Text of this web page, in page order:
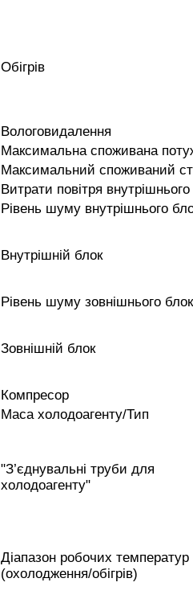
Обігрів
Вологовидалення
Максимальна споживана
Максимальний споживаний
Витрати повітря
Рівень шуму внутрішнього
Внутрішній блок
Рівень шуму зовнішнього
Зовнішній блок
Компресор
Маса холодоагенту/Тип
"З’єднувальні труби для
холодоагенту"
Діапазон робочих температур
(охолодження/обігрів)